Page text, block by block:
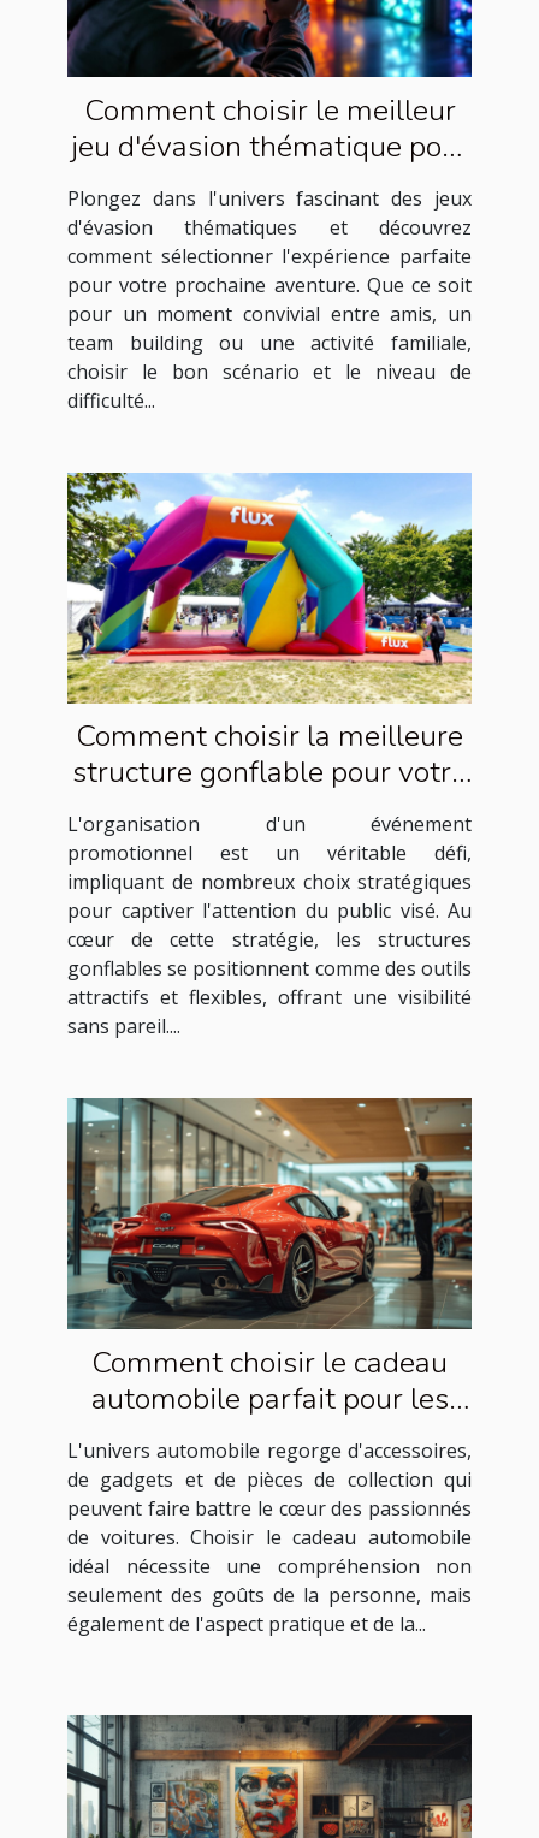
Comment choisir le meilleur
jeu d'évasion thématique pour
votre prochaine aventure
Plongez dans l'univers fascinant des jeux
d'évasion thématiques et découvrez
comment sélectionner l'expérience parfaite
pour votre prochaine aventure. Que ce soit
pour un moment convivial entre amis, un
team building ou une activité familiale,
choisir le bon scénario et le niveau de
difficulté...
Comment choisir la meilleure
structure gonflable pour votre
événement promotionnel
L'organisation d'un événement
promotionnel est un véritable défi,
impliquant de nombreux choix stratégiques
pour captiver l'attention du public visé. Au
cœur de cette stratégie, les structures
gonflables se positionnent comme des outils
attractifs et flexibles, offrant une visibilité
sans pareil....
Comment choisir le cadeau
automobile parfait pour les
passionnés de voitures
L'univers automobile regorge d'accessoires,
de gadgets et de pièces de collection qui
peuvent faire battre le cœur des passionnés
de voitures. Choisir le cadeau automobile
idéal nécessite une compréhension non
seulement des goûts de la personne, mais
également de l'aspect pratique et de la...